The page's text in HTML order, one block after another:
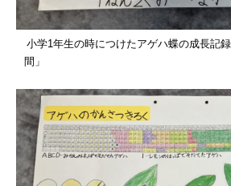
小学1年生の時につけたアゲハ蝶の成長記
間」